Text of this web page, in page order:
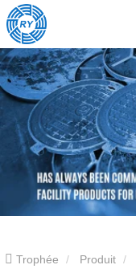
Trophée Produit